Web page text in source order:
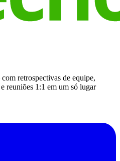
retrospectivas de equipe,
reuniões 1:1 em um só lugar